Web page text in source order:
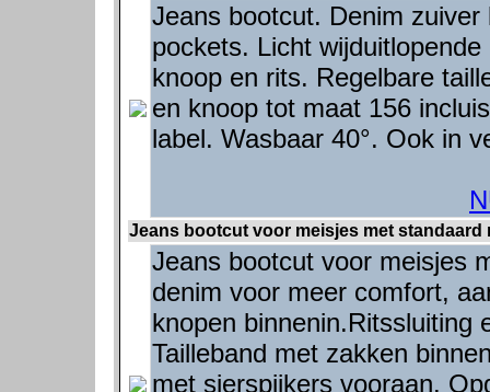
Jeans bootcut. Denim
pockets. Licht
knoop en rits. Regelbare
en knoop tot maat 156
label. Wasbaar 40°. Ook in
Jeans bootcut voor meisjes met
Jeans bootcut voor meisjes
denim voor meer comfort,
knopen binnenin.Ritssluiting
Tailleband met zakken
met sierspijkers vooraan.